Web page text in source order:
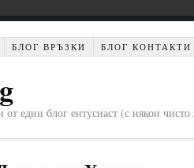
БЛОГ ВРЪЗКИ БЛОГ КОНТАКТИ
от един блог ентусиаст (с някои